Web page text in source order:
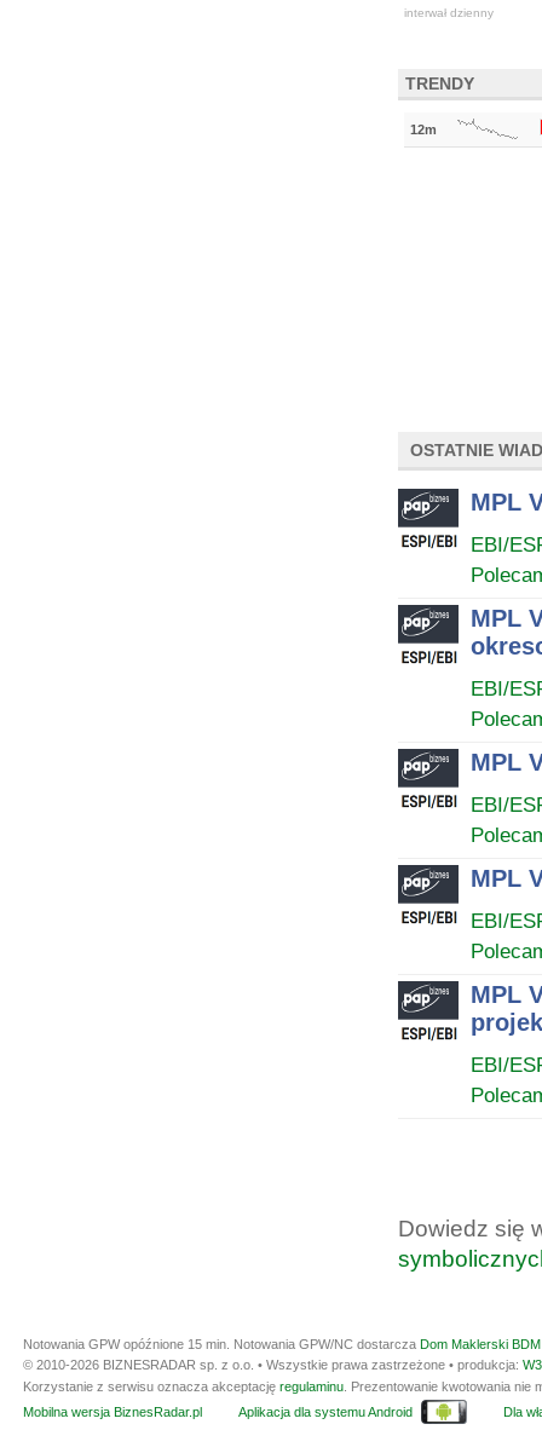
interwał dzienny
TRENDY
12m
OSTATNIE
MPL
EBI/
MPL
EBI/
MPL
EBI/
MPL
EBI/
MPL
EBI/
Dowiedz się
Notowania GPW opóźnione 15 min. Notowania GPW/NC dostarcza Dom Maklerski
© 2010-2026 BIZNESRADAR sp. z o.o. • Wszystkie prawa zastrzeżone • produkcja:
Korzystanie z serwisu oznacza akceptację regulaminu. Prezentowanie kwotowania nie
Mobilna wersja BiznesRadar.pl
Aplikacja dla systemu Android Dla